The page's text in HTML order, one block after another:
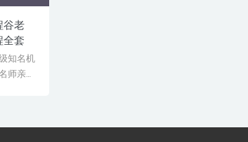
谷老
全套
知名机
师亲授